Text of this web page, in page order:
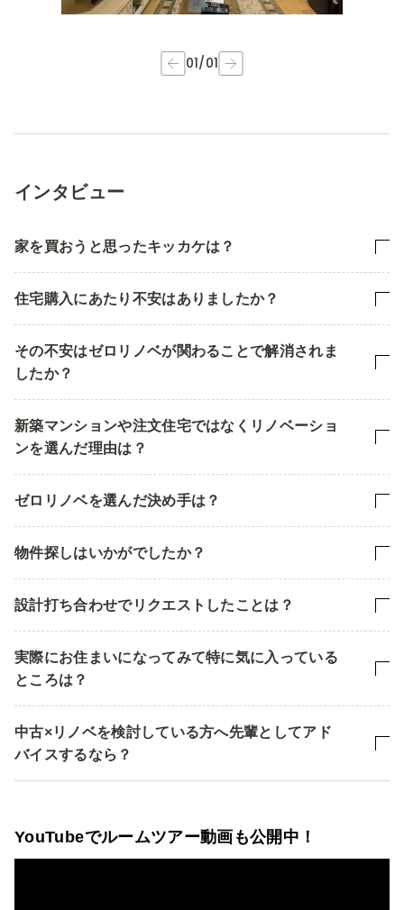
01/01
インタビュー
家を買おうと思ったキッカケは？
住宅購入にあたり不安はありましたか？
その不安はゼロリノベが関わることで解消されま
したか？
新築マンションや注文住宅ではなくリノベーショ
ンを選んだ理由は？
ゼロリノベを選んだ決め手は？
物件探しはいかがでしたか？
設計打ち合わせでリクエストしたことは？
実際にお住まいになってみて特に気に入っている
ところは？
中古×リノベを検討している方へ先輩としてアド
バイスするなら？
YouTubeでルームツアー動画も公開中！